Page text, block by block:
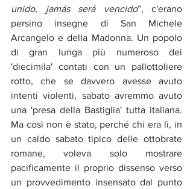
unido, jamás será vencido”, c'erano
persino insegne di San Michele
Arcangelo e della Madonna. Un popolo
di gran lunga più numeroso dei
'diecimila' contati con un pallottoliere
rotto, che se davvero avesse avuto
intenti violenti, sabato avremmo avuto
una 'presa della Bastiglia' tutta italiana.
Ma così non è stato, perché chi era lì, in
un caldo sabato tipico delle ottobrate
romane, voleva solo mostrare
pacificamente il proprio dissenso verso
un provvedimento insensato dal punto